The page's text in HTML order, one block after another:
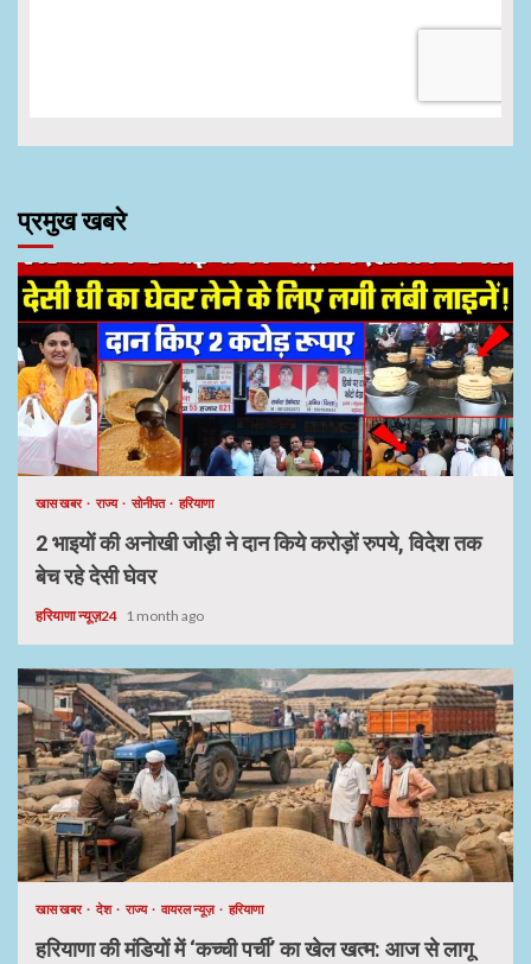
प्रमुख खबरे
खास खबर राज्य सोनीपत हरियाणा
2 भाइयों की अनोखी जोड़ी ने दान किये करोड़ों रुपये, विदेश तक
बेच रहे देसी घेवर
हरियाणा न्यूज़24 1 month ago
खास खबर देश राज्य वायरल न्यूज़ हरियाणा
हरियाणा की मंडियों में ‘कच्ची पर्ची’ का खेल खत्म: आज से लागू